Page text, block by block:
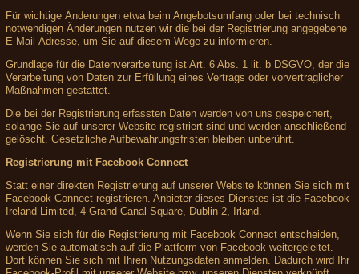
Für wichtige Änderungen etwa beim Angebotsumfang oder bei technisch
notwendigen Änderungen nutzen wir die bei der Registrierung angegebene
E-Mail-Adresse, um Sie auf diesem Wege zu informieren.
Grundlage für die Datenverarbeitung ist Art. 6 Abs. 1 lit. b DSGVO, der die
Verarbeitung von Daten zur Erfüllung eines Vertrags oder vorvertraglicher
Maßnahmen gestattet.
Die bei der Registrierung erfassten Daten werden von uns gespeichert,
solange Sie auf unserer Website registriert sind und werden anschließend
gelöscht. Gesetzliche Aufbewahrungsfristen bleiben unberührt.
Registrierung mit Facebook Connect
Statt einer direkten Registrierung auf unserer Website können Sie sich mit
Facebook Connect registrieren. Anbieter dieses Dienstes ist die Facebook
Ireland Limited, 4 Grand Canal Square, Dublin 2, Irland.
Wenn Sie sich für die Registrierung mit Facebook Connect entscheiden,
werden Sie automatisch auf die Plattform von Facebook weitergeleitet.
Dort können Sie sich mit Ihren Nutzungsdaten anmelden. Dadurch wird Ihr